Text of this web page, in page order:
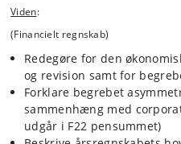
Viden:
(Financielt regnskab)
Redegøre for den
og revision samt for
Forklare begrebet
sammenhæng med
udgår i F22 pensummet)